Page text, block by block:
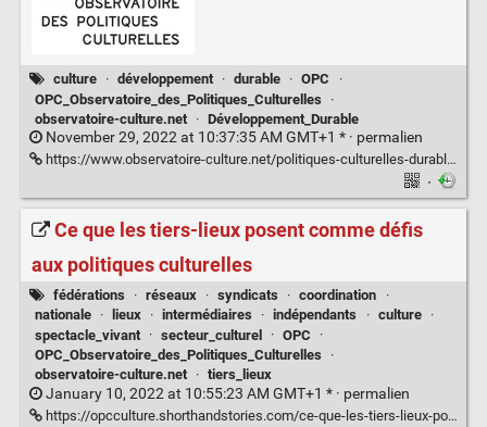
culture · développement · durable · OPC
·
OPC_Observatoire_des_Politiques_Culturelles
·
observatoire-culture.net
· Développement_Durable
November 29, 2022 at 10:37:35 AM GMT+1 * · permalien
https://www.observatoire-culture.net/politiques-culturelles-durables/
·
Ce que les tiers-lieux posent comme défis
aux politiques culturelles
fédérations · réseaux · syndicats · coordination
·
nationale
· lieux · intermédiaires · indépendants · culture
·
spectacle_vivant
· secteur_culturel · OPC
·
OPC_Observatoire_des_Politiques_Culturelles
·
observatoire-culture.net
· tiers_lieux
January 10, 2022 at 10:55:23 AM GMT+1 * · permalien
https://opcculture.shorthandstories.com/ce-que-les-tiers-lieux-posent-comme-defis-aux-politiques-culturelles-observatoire-des-politiques-culturelles/#_ftn2